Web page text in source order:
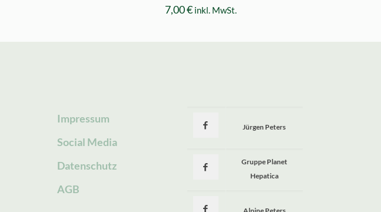
7,00€ inkl. MwSt.
Impressum
Social Media
Datenschutz
AGB
Jürgen Peters
Gruppe Planet
Hepatica